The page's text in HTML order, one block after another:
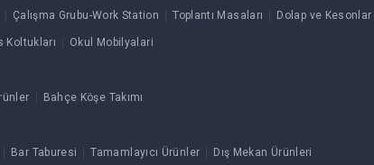
Çalışma Grubu-Work Station Toplantı Masaları Dolap ve Kesonlar
Koltukları Okul Mobilyalari
Bahçe Köşe Takımı
Bar Taburesi Tamamlayıcı Ürünler Dış Mekan Ürünleri